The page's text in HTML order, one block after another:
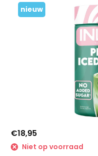
nieuw
€18,95
Niet op voorraad